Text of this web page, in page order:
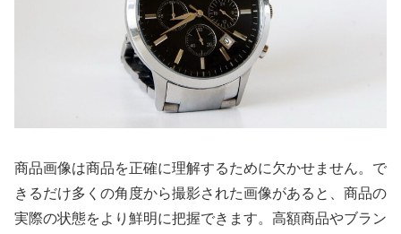
商品画像は商品を正確に理解するために欠かせません。で
きるだけ多くの角度から撮影された画像があると、商品の
実際の状態をより鮮明に把握できます。高額商品やブラン